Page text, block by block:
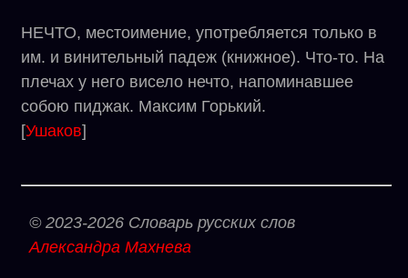
НЕЧТО, местоимение, употребляется только в
им. и винительный падеж (книжное). Что-то. На
плечах у него висело нечто, напоминавшее
собою пиджак. Максим Горький.
[Ушаков]
© 2023-2026 Словарь русских слов
Александра Махнева